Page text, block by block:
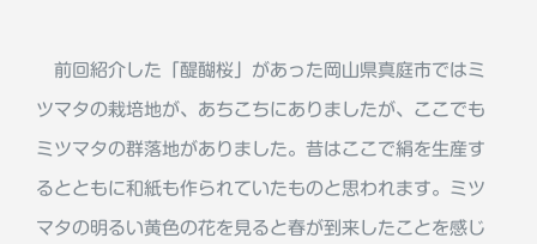
前回紹介した「醍醐桜」があった岡山県真庭市ではミ
ツマタの栽培地が、あちこちにありましたが、ここでも
ミツマタの群落地がありました。昔はここで絹を生産す
るとともに和紙も作られていたものと思われます。ミツ
マタの明るい黄色の花を見ると春が到来したことを感じ